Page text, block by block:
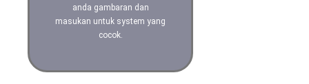
anda gambaran dan
masukan untuk system yang
cocok.
Hubungi kami